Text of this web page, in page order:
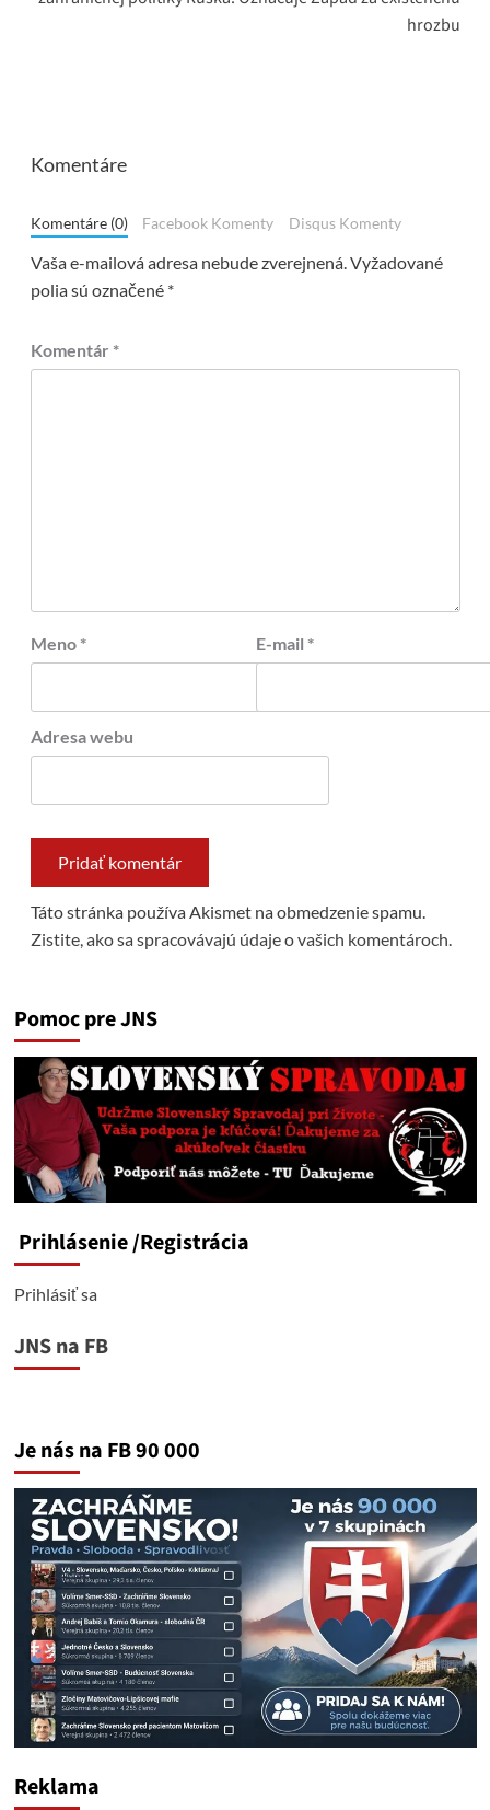
hrozbu
Komentáre
Komentáre (0) Facebook Komenty Disqus Komenty
Vaša e-mailová adresa nebude zverejnená.Vyžadované
polia sú označené *
Komentár *
Meno * E-mail *
Adresa webu
Táto stránka používa Akismet na obmedzenie spamu.
Zistite, ako sa spracovávajú údaje o vašich komentároch.
Pomoc pre JNS
Prihlásenie/Registrácia
Prihlásiť sa
JNS na FB
Je nás na FB 90 000
Reklama